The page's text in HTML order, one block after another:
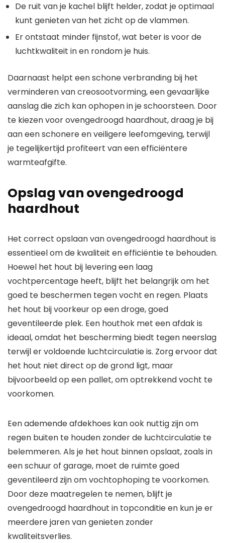
De ruit van je kachel blijft helder, zodat je optimaal
kunt genieten van het zicht op de vlammen.
Er ontstaat minder fijnstof, wat beter is voor de
luchtkwaliteit in en rondom je huis.
Daarnaast helpt een schone verbranding bij het
verminderen van creosootvorming, een gevaarlijke
aanslag die zich kan ophopen in je schoorsteen. Door
te kiezen voor ovengedroogd haardhout, draag je bij
aan een schonere en veiligere leefomgeving, terwijl
je tegelijkertijd profiteert van een efficiëntere
warmteafgifte.
Opslag van ovengedroogd
haardhout
Het correct opslaan van ovengedroogd haardhout is
essentieel om de kwaliteit en efficiëntie te behouden.
Hoewel het hout bij levering een laag
vochtpercentage heeft, blijft het belangrijk om het
goed te beschermen tegen vocht en regen. Plaats
het hout bij voorkeur op een droge, goed
geventileerde plek. Een houthok met een afdak is
ideaal, omdat het bescherming biedt tegen neerslag
terwijl er voldoende luchtcirculatie is. Zorg ervoor dat
het hout niet direct op de grond ligt, maar
bijvoorbeeld op een pallet, om optrekkend vocht te
voorkomen.
Een ademende afdekhoes kan ook nuttig zijn om
regen buiten te houden zonder de luchtcirculatie te
belemmeren. Als je het hout binnen opslaat, zoals in
een schuur of garage, moet de ruimte goed
geventileerd zijn om vochtophoping te voorkomen.
Door deze maatregelen te nemen, blijft je
ovengedroogd haardhout in topconditie en kun je er
meerdere jaren van genieten zonder
kwaliteitsverlies.